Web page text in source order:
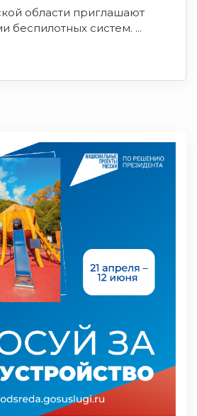
области приглашают
беспилотных систем. ...